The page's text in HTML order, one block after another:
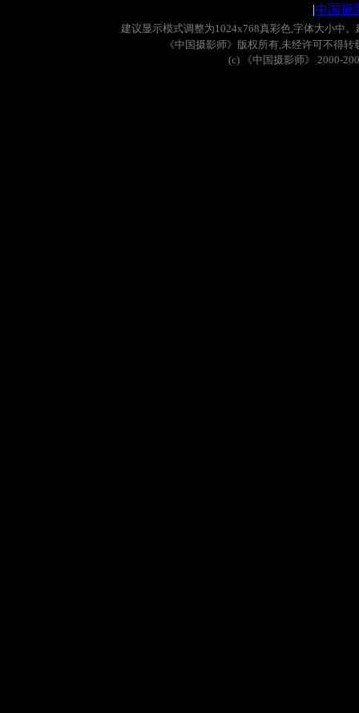
|中国摄
建议显示模式调整为1024x768真彩色,字体大小中。
《中国摄影师》版权所有,未经许可不得转
(c)
《中国摄影师》 2000-200